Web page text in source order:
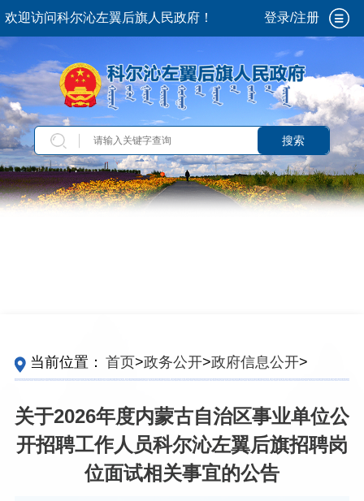
欢迎访问科尔沁左翼后旗人民政府！ 登录/注册
搜索
当前位置： 首页>政务公开>政府信息公开>
定主动公开内容>人事考录>事业单位公开招聘
关于2026年度内蒙古自治区事业单位公
开招聘工作人员科尔沁左翼后旗招聘岗
位面试相关事宜的公告